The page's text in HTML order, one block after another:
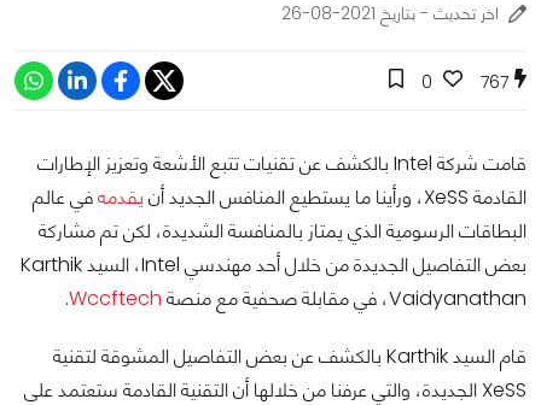
اخر تحديث - بتاريخ 2021-08-26
767
0
قامت شركة Intel بالكشف عن تقنيات تتبع الأشعة وتعزيز الإطارات
القادمة XeSS، ورأينا ما يستطيع المنافس الجديد أن
يقدمهفي عالم
البطاقات الرسومية الذي يمتاز بالمنافسة الشديدة، لكن تم مشاركة
بعض التفاصيل الجديدة من خلال أحد مهندسي Intel، السيد Karthik
Vaidyanathan، في مقابلة صحفية مع منصة
Wccftech
.
قام السيد Karthik بالكشف عن بعض التفاصيل المشوقة لتقنية
XeSS الجديدة، والتي عرفنا من خلالها أن التقنية القادمة ستعتمد على